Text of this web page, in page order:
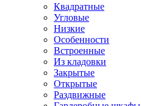
Квадратные
Угловые
Низкие
Особенности
Встроенные
Из кладовки
Закрытые
Открытые
Раздвижные